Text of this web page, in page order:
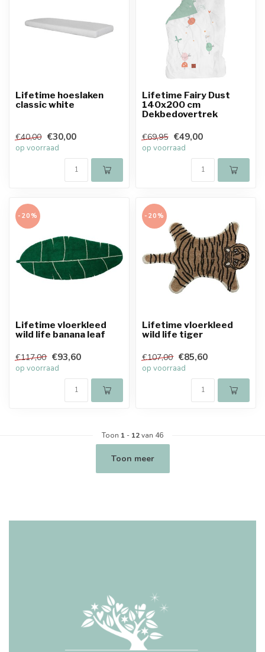
Lifetime hoeslaken
classic white
€40,00 €30,00
op voorraad
Lifetime Fairy Dust
140x200 cm
Dekbedovertrek
€69,95 €49,00
op voorraad
-20%
Lifetime vloerkleed
wild life banana leaf
€117,00 €93,60
op voorraad
-20%
Lifetime vloerkleed
wild life tiger
€107,00 €85,60
op voorraad
Toon 1 - 12van 46
Toon meer